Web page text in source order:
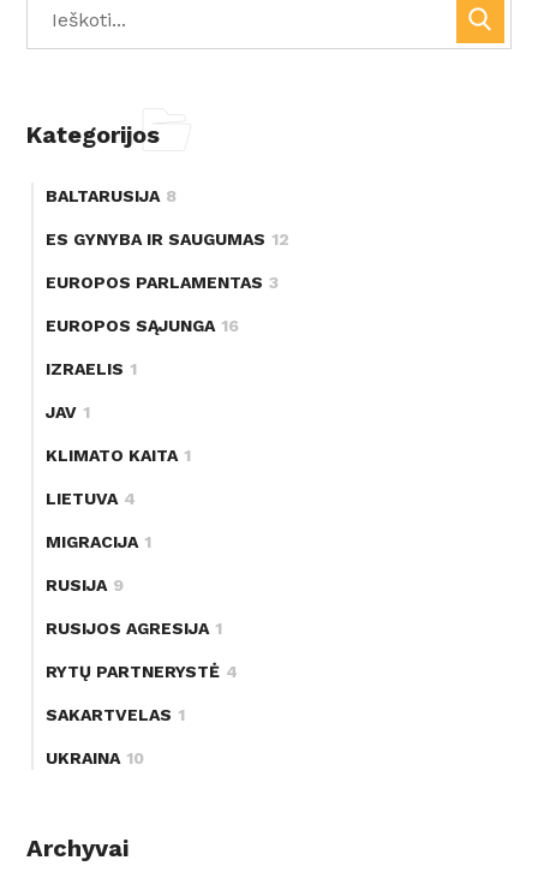
Kategorijos
BALTARUSIJA 8
ES GYNYBA IR SAUGUMAS 12
EUROPOS PARLAMENTAS 3
EUROPOS SĄJUNGA 16
IZRAELIS 1
JAV 1
KLIMATO KAITA 1
LIETUVA 4
MIGRACIJA 1
RUSIJA 9
RUSIJOS AGRESIJA 1
RYTŲ PARTNERYSTĖ 4
SAKARTVELAS 1
UKRAINA 10
Archyvai